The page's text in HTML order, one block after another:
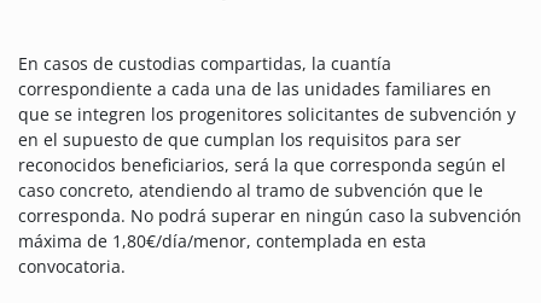
En casos de custodias compartidas, la cuantía
correspondiente a cada una de las unidades familiares en
que se integren los progenitores solicitantes de subvención y
en el supuesto de que cumplan los requisitos para ser
reconocidos beneficiarios, será la que corresponda según el
caso concreto, atendiendo al tramo de subvención que le
corresponda. No podrá superar en ningún caso la subvención
máxima de 1,80€/día/menor, contemplada en esta
convocatoria.